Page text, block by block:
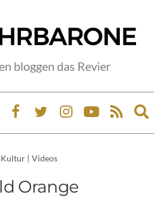
bloggen das Revier
Kultur | Videos
Orange